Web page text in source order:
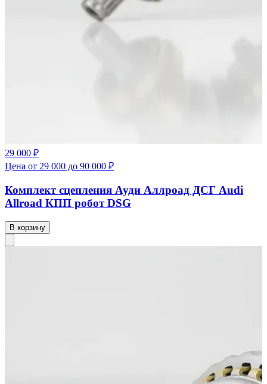
29 000 ₽
Цена от 29 000 до 90 000 ₽
Комплект сцепления Ауди Аллроад ДСГ Audi
Allroad КПП робот DSG
В корзину